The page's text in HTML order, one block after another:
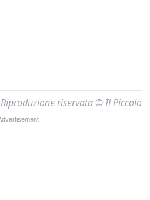
Riproduzione riservata © Il Piccolo